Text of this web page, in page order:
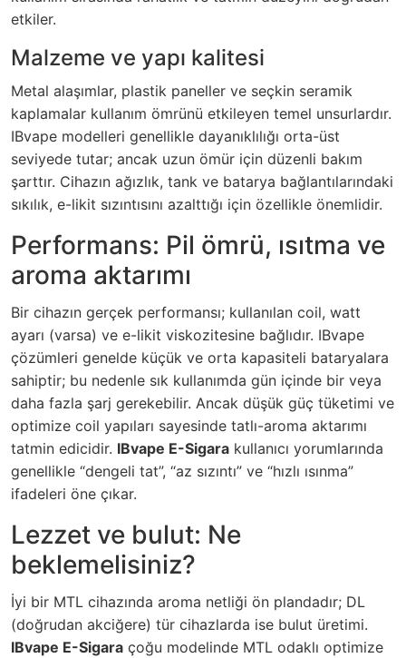
etkiler.
Malzeme ve yapı kalitesi
Metal alaşımlar, plastik paneller ve seçkin seramik
kaplamalar kullanım ömrünü etkileyen temel unsurlardır.
IBvape modelleri genellikle dayanıklılığı orta-üst
seviyede tutar; ancak uzun ömür için düzenli bakım
şarttır. Cihazın ağızlık, tank ve batarya bağlantılarındaki
sıkılık, e-likit sızıntısını azalttığı için özellikle önemlidir.
Performans: Pil ömrü, ısıtma ve
aroma aktarımı
Bir cihazın gerçek performansı; kullanılan coil, watt
ayarı (varsa) ve e-likit viskozitesine bağlıdır. IBvape
çözümleri genelde küçük ve orta kapasiteli bataryalara
sahiptir; bu nedenle sık kullanımda gün içinde bir veya
daha fazla şarj gerekebilir. Ancak düşük güç tüketimi ve
optimize coil yapıları sayesinde tatlı-aroma aktarımı
tatmin edicidir. IBvape E-Sigara kullanıcı yorumlarında
genellikle “dengeli tat”, “az sızıntı” ve “hızlı ısınma”
ifadeleri öne çıkar.
Lezzet ve bulut: Ne
beklemelisiniz?
İyi bir MTL cihazında aroma netliği ön plandadır; DL
(doğrudan akciğere) tür cihazlarda ise bulut üretimi.
IBvape E-Sigara çoğu modelinde MTL odaklı optimize